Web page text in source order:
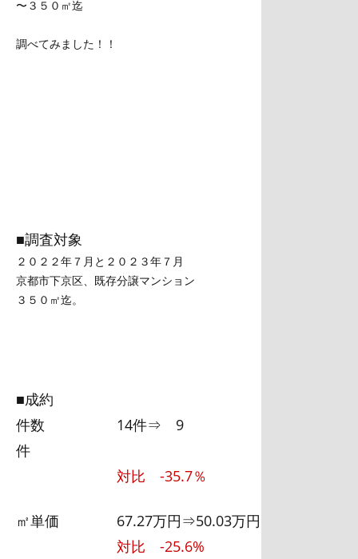
〜３５０㎡迄
調べてみました！！
■調査対象
２０２２年７月と２０２３年７月
京都市下京区、既存分譲マンション
３５０㎡迄。
■成約
件数 14件⇒ 9
件
対比 -35.7％
㎡単価 67.27万円⇒50.03万円
対比 -25.6%